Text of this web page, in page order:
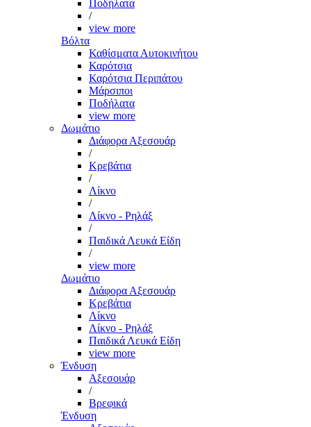
Ποδήλατα
/
view more
Βόλτα
Καθίσματα Αυτοκινήτου
Καρότσια
Καρότσια Περιπάτου
Μάρσιποι
Ποδήλατα
view more
Δωμάτιο
Διάφορα Αξεσουάρ
/
Κρεβάτια
/
Λίκνο
/
Λίκνο - Ρηλάξ
/
Παιδικά Λευκά Είδη
/
view more
Δωμάτιο
Διάφορα Αξεσουάρ
Κρεβάτια
Λίκνο
Λίκνο - Ρηλάξ
Παιδικά Λευκά Είδη
view more
Ένδυση
Αξεσουάρ
/
Βρεφικά
Ένδυση